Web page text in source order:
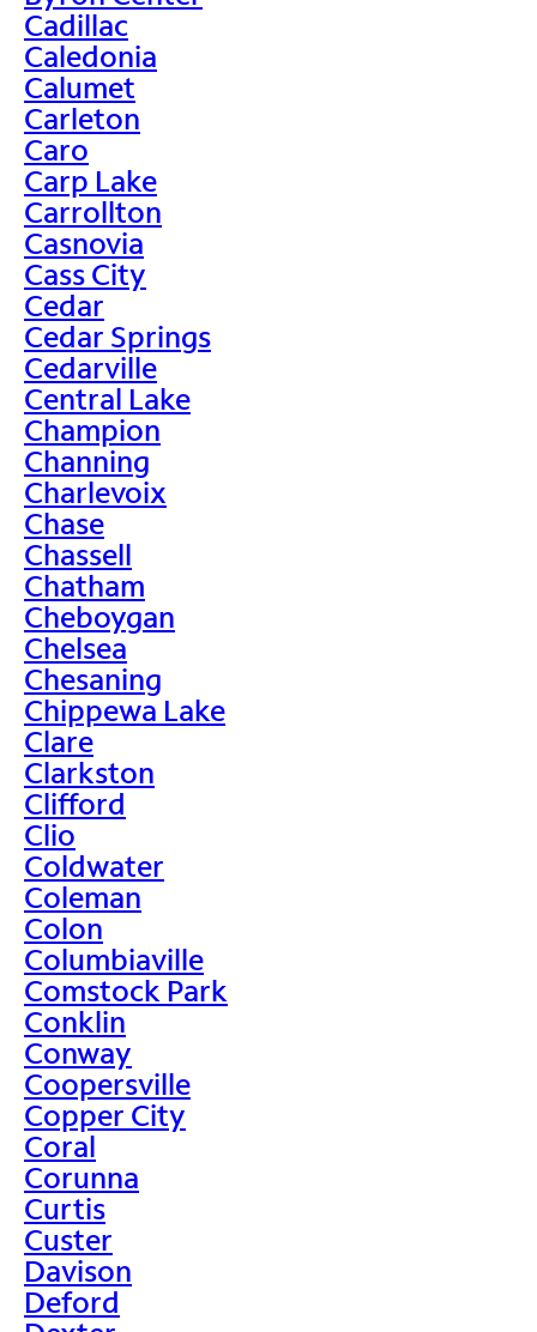
Cadillac
Caledonia
Calumet
Carleton
Caro
Carp Lake
Carrollton
Casnovia
Cass City
Cedar
Cedar Springs
Cedarville
Central Lake
Champion
Channing
Charlevoix
Chase
Chassell
Chatham
Cheboygan
Chelsea
Chesaning
Chippewa Lake
Clare
Clarkston
Clifford
Clio
Coldwater
Coleman
Colon
Columbiaville
Comstock Park
Conklin
Conway
Coopersville
Copper City
Coral
Corunna
Curtis
Custer
Davison
Deford